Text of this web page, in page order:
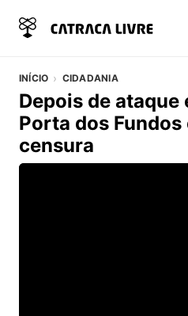
INÍCIO CIDADANIA
Depois de ataque
Porta dos Fundos
censura
Vídeo do artigo